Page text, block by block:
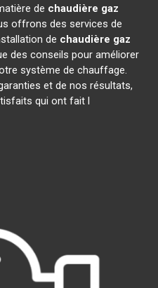
de chaudière gaz
offrons des services de
de chaudière gaz
des conseils pour améliorer
système de chauffage.
et de nos résultats,
qui ont fait l